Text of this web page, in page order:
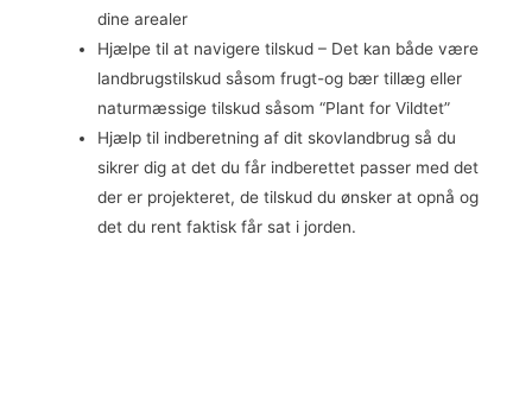
dine arealer
Hjælpe til at navigere tilskud – Det kan både være
landbrugstilskud såsom frugt-og bær tillæg eller
naturmæssige tilskud såsom “Plant for Vildtet”
Hjælp til indberetning af dit skovlandbrug så du
sikrer dig at det du får indberettet passer med det
der er projekteret, de tilskud du ønsker at opnå og
det du rent faktisk får sat i jorden.